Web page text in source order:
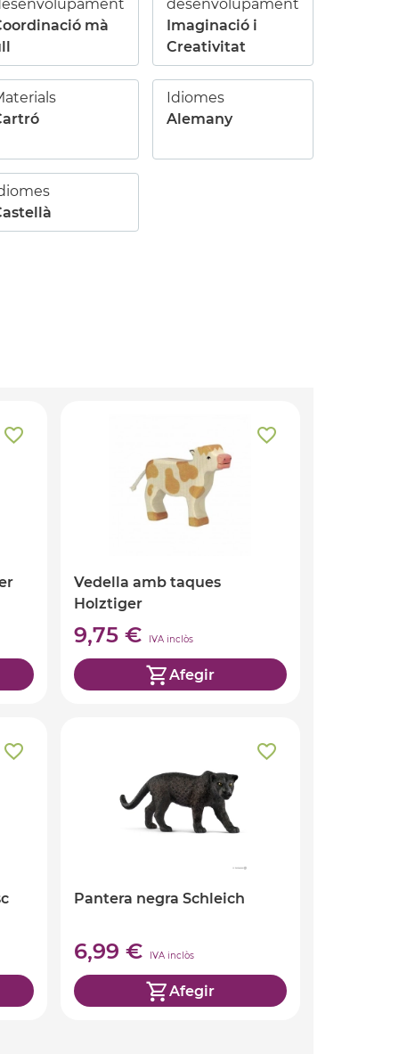
mà
desenvolupament
Imaginació i
Creativitat
Idiomes
Alemany
Vedella amb taques
Holztiger
9,75 € IVA inclòs
Afegir
Pantera negra Schleich
6,99 € IVA inclòs
Afegir